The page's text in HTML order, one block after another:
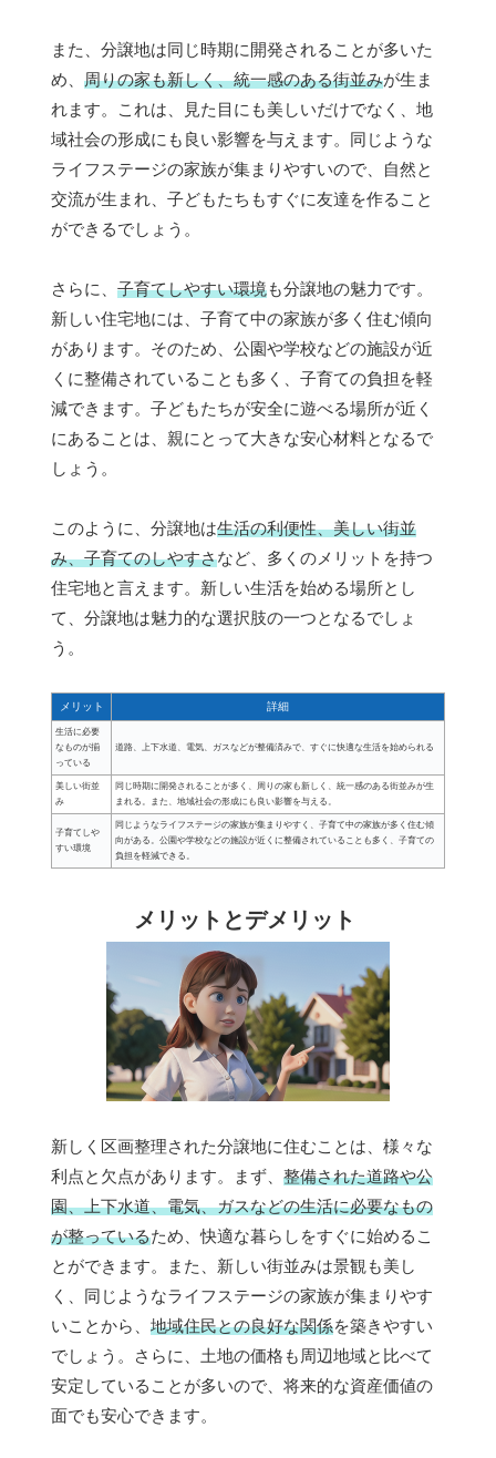
また、分譲地は同じ時期に開発されることが多いた
め、 周りの家も新しく、統一感のある街並みが生ま
れます。これは、見た目にも美しいだけでなく、地
域社会の形成にも良い影響を与えます。同じような
ライフステージの家族が集まりやすいので、自然と
交流が生まれ、子どもたちもすぐに友達を作ること
ができるでしょう。
さらに、 子育てしやすい環境も分譲地の魅力です。
新しい住宅地には、子育て中の家族が多く住む傾向
があります。そのため、公園や学校などの施設が近
くに整備されていることも多く、子育ての負担を軽
減できます。子どもたちが安全に遊べる場所が近く
にあることは、親にとって大きな安心材料となるで
しょう。
このように、分譲地は生活の利便性、美しい街並
み、子育てのしやすさなど、多くのメリットを持つ
住宅地と言えます。新しい生活を始める場所とし
て、分譲地は魅力的な選択肢の一つとなるでしょ
う。
メリット 詳細
生活に必要
なものが揃
っている
道路、上下水道、電気、ガスなどが整備済みで、すぐに快適な生活を始められる
美しい街並
み
同じ時期に開発されることが多く、周りの家も新しく、統一感のある街並みが生
まれる。また、地域社会の形成にも良い影響を与える。
子育てしや
すい環境
同じようなライフステージの家族が集まりやすく、子育て中の家族が多く住む傾
向がある。公園や学校などの施設が近くに整備されていることも多く、子育ての
負担を軽減できる。
メリットとデメリット
新しく区画整理された分譲地に住むことは、様々な
利点と欠点があります。まず、 整備された道路や公
園、上下水道、電気、ガスなどの生活に必要なもの
が整っているため、快適な暮らしをすぐに始めるこ
とができます。また、新しい街並みは景観も美し
く、同じようなライフステージの家族が集まりやす
いことから、 地域住民との良好な関係を築きやすい
でしょう。さらに、土地の価格も周辺地域と比べて
安定していることが多いので、将来的な資産価値の
面でも安心できます。